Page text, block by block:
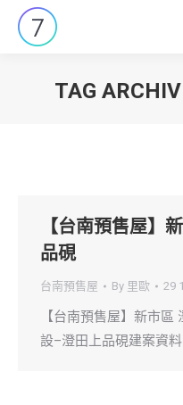
TAG
【台南預售屋】
品硯
台南預售屋 By 里歐 29
【台南預售屋】新市
設–澄田上品硯建案資